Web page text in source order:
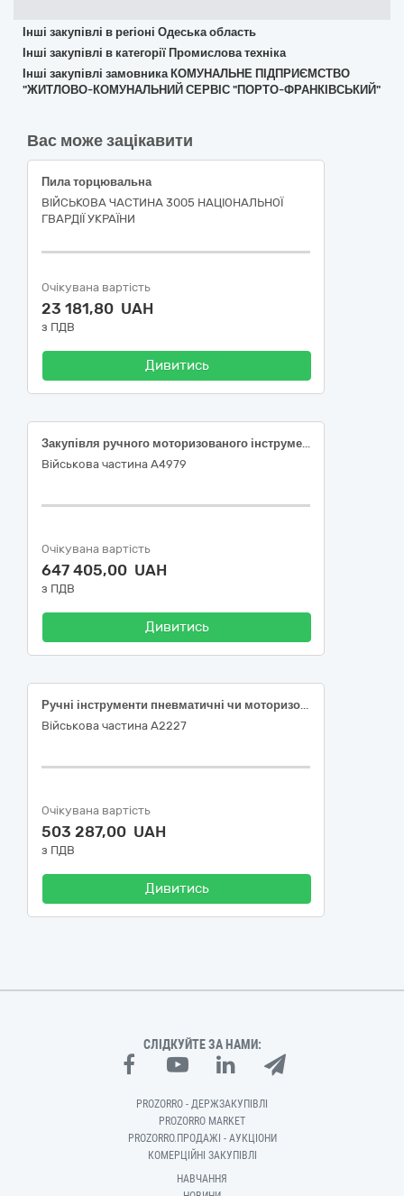
Інші закупівлі в регіоні Одеська область
Інші закупівлі в категорії Промислова техніка
Інші закупівлі замовника КОМУНАЛЬНЕ ПІДПРИЄМСТВО
"ЖИТЛОВО-КОМУНАЛЬНИЙ СЕРВІС "ПОРТО-ФРАНКІВСЬКИЙ"
Вас може зацікавити
Пила торцювальна
ВІЙСЬКОВА ЧАСТИНА 3005 НАЦІОНАЛЬНОЇ
ГВАРДІЇ УКРАЇНИ
Очікувана вартість
23 181,80 UAH
з ПДВ
Дивитись
Закупівля ручного моторизованого інструменту та оснащення до нього
Військова частина А4979
Очікувана вартість
647 405,00 UAH
з ПДВ
Дивитись
Ручні інструменти пневматичні чи моторизовані
Військова частина А2227
Очікувана вартість
503 287,00 UAH
з ПДВ
Дивитись
СЛІДКУЙТЕ ЗА НАМИ:
PROZORRO - ДЕРЖЗАКУПІВЛІ
PROZORRO MARKET
PROZORRO.ПРОДАЖІ - АУКЦІОНИ
КОМЕРЦІЙНІ ЗАКУПІВЛІ
НАВЧАННЯ